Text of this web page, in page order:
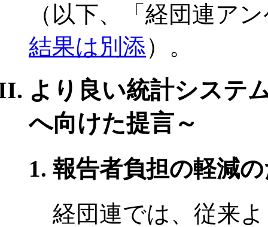
（以下、「経団連ア
結果は別添）。
より良い統計システ
へ向けた提言～
報告者負担の軽減
経団連では、従来